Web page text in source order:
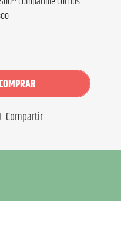
Compartir